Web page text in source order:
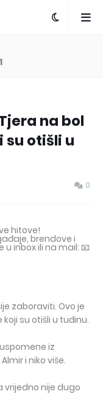
Tjera na bol
su otišli u
0
hitove!
brendove i
u inbox ili na mail: 📧
zaboraviti. Ovo je
su otišli u tuđinu.
iz
i niko više.
vrijedno nije dugo